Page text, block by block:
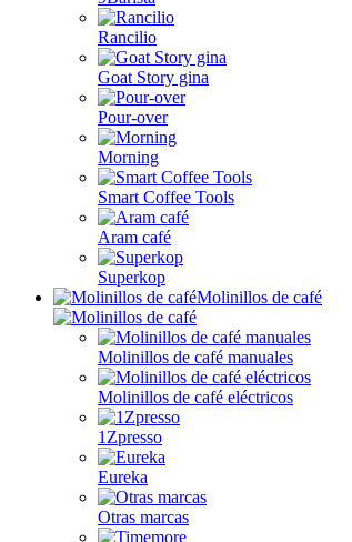
Rancilio
Goat Story gina
Pour-over
Morning
Smart Coffee Tools
Aram café
Superkop
Molinillos de café
Molinillos de café manuales
Molinillos de café eléctricos
1Zpresso
Eureka
Otras marcas